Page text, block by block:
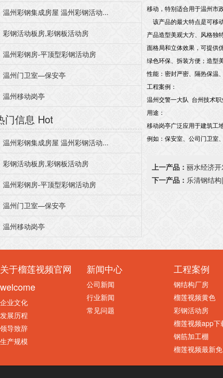
温州彩钢集成房屋 温州彩钢活动...
彩钢活动板房,彩钢板活动房
温州彩钢房-平顶型彩钢活动房
温州门卫室—保安亭
温州移动岗亭
门信息 Hot
温州彩钢集成房屋 温州彩钢活动...
彩钢活动板房,彩钢板活动房
温州彩钢房-平顶型彩钢活动房
温州门卫室—保安亭
温州移动岗亭
移动，特别适合用于温州市
该产品的最大特点是可移动
产品造型美观大方、风格独
面格局和立体效果，可提供
绿色环保、拆装方便；造型美
性能：密封严密、隔热保温、
工程案例：
温州交警一大队 台州技术职
用途：
移动岗亭广泛应用于建筑工地
例如：保安室、公司门卫室
上一产品： 丽水经济
下一产品： 乐清钢结
关于榴莲视频官网
welcome
企业文化
发展历程
领导致辞
生产规模
新闻中心
公司新闻
行业新闻
常见问题
工程案例
钢结构厂房
榴莲视频黄色
彩钢活动房
榴莲视频app下
钢筋加工棚
榴莲视频最新